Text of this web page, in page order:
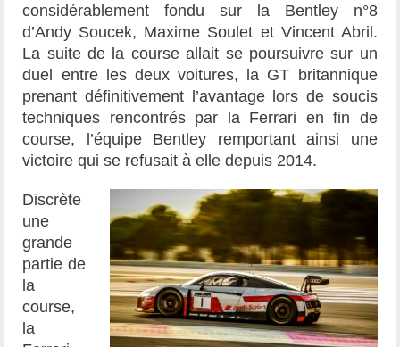
considérablement fondu sur la Bentley n°8
d’Andy Soucek, Maxime Soulet et Vincent Abril.
La suite de la course allait se poursuivre sur un
duel entre les deux voitures, la GT britannique
prenant définitivement l’avantage lors de soucis
techniques rencontrés par la Ferrari en fin de
course, l’équipe Bentley remportant ainsi une
victoire qui se refusait à elle depuis 2014.
Discrète
une
grande
partie de
la
course,
la